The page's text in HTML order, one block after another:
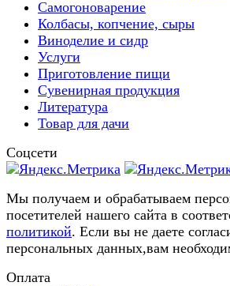
Самогоноварение
Колбасы, копчение, сыры
Виноделие и сидр
Услуги
Приготовление пищи
Сувенирная продукция
Литература
Товар для дачи
Соцсети
Мы получаем и обрабатываем
посетителей нашего сайта в
политикой. Если вы не даете
персональных данных,вам
Оплата